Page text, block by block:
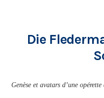
Die
Genèse et avatars d’une